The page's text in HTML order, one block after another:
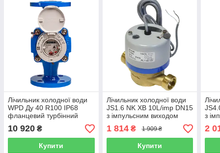
Лічильник холодної води
WPD Ду 40 R100 IP68
фланцевий турбінний
Zenner(Німеччина)
10 920 ₴
Купити
Лічильник холодної води
JS1.6 NK ХВ 10L/imp DN15
з імпульсним виходом
Powogaz ( Польща)
1 814₴ 1 909 ₴
Купити
з
2